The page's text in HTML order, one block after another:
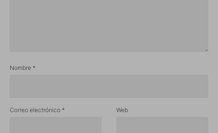
Nombre *
Correo electrónico * Web